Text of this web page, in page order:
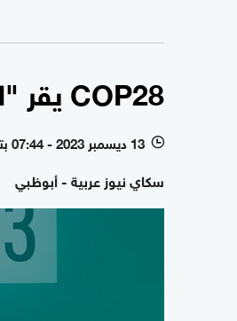
COP28 يقر "اتفاق الإمارات" التاريخي للعمل المناخي
l 13 ديسمبر 2023 - 07:44 بتوقيت أبوظبي
سكاي نيوز عربية - أبوظبي